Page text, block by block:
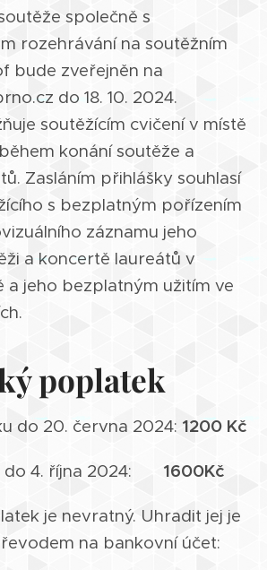
společně s
rozehrávání na soutěžním
bude zveřejněn na
do 18. 10. 2024.
soutěžícím cvičení v místě
konání soutěže a
Zasláním přihlášky souhlasí
s bezplatným pořízením
záznamu jeho
a koncertě laureátů v
a jeho bezplatným užitím ve
poplatek
do 20. června 2024: 1200 Kč
2024: 1600Kč
je nevratný. Uhradit jej je
na bankovní účet: